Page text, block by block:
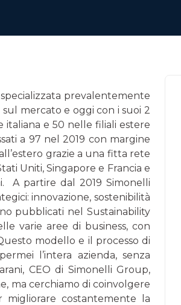
prevalentemente
mercato e oggi con i suoi 2
italiana e 50 nelle filiali estere
a 97 nel 2019 con margine
grazie a una fitta rete
Uniti, Singapore e Francia e
A partire dal 2019 Simonelli
inno­vazione, sostenibilità
pubblicati nel Sustai­nability
varie aree di business, con
modello e il processo di
l’intera azienda, senza
CEO di Simonelli Group,
ma cerchiamo di coinvolgere
costantemente la